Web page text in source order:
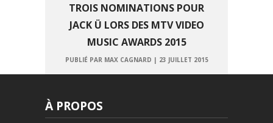
TROIS NOMINATIONS POUR
JACK Ü LORS DES MTV VIDEO
MUSIC AWARDS 2015
PUBLIÉ PAR MAX CAGNARD | 23 JUILLET 2015
À PROPOS